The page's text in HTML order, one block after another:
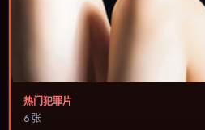
热门犯罪片
6 张